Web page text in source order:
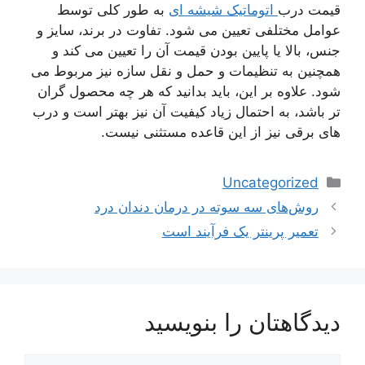
قیمت درب اتوماتیک شیشه ای به طور کلی توسط
عوامل مختلفی تعیین می شود. تفاوت در برند، سایز و
جنس، بالا یا پایین بودن قیمت آن را تعیین می کند و
همچنین به تنظیمات و حمل و نقل سازه نیز مربوط می
شود. علاوه بر این، باید بدانید که هر چه محصول گران
تر باشد، به احتمال زیاد کیفیت آن نیز بهتر است و درب
های برقی نیز از این قاعده مستثنی نیست.
دسته‌ها
Uncategorized
ناوبری
نوشته‌ها
روش‌های سه سوته در درمان دندان درد
تعمیر پرینتر یک فرآیند است
دیدگاهتان را بنویسید